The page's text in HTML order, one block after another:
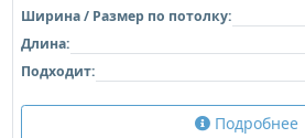
Ширина / Размер по потолку:
Длина:
Подходит:
Подробнее